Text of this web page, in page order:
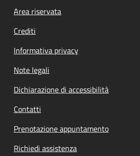
Footer menu
Area riservata
Crediti
Informativa privacy
Note legali
Dichiarazione di accessibilità
Contatti
Prenotazione appuntamento
Richiedi assistenza